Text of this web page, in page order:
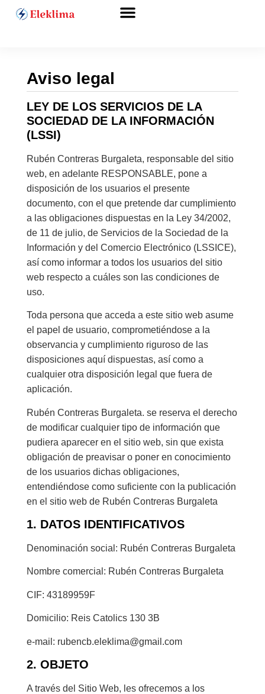
Aviso legal
LEY DE LOS SERVICIOS DE LA
SOCIEDAD DE LA INFORMACIÓN
(LSSI)
Rubén Contreras Burgaleta, responsable del sitio
web, en adelante RESPONSABLE, pone a
disposición de los usuarios el presente
documento, con el que pretende dar cumplimiento
a las obligaciones dispuestas en la Ley 34/2002,
de 11 de julio, de Servicios de la Sociedad de la
Información y del Comercio Electrónico (LSSICE),
así como informar a todos los usuarios del sitio
web respecto a cuáles son las condiciones de
uso.
Toda persona que acceda a este sitio web asume
el papel de usuario, comprometiéndose a la
observancia y cumplimiento riguroso de las
disposiciones aquí dispuestas, así como a
cualquier otra disposición legal que fuera de
aplicación.
Rubén Contreras Burgaleta. se reserva el derecho
de modificar cualquier tipo de información que
pudiera aparecer en el sitio web, sin que exista
obligación de preavisar o poner en conocimiento
de los usuarios dichas obligaciones,
entendiéndose como suficiente con la publicación
en el sitio web de Rubén Contreras Burgaleta
1. DATOS IDENTIFICATIVOS
Denominación social: Rubén Contreras Burgaleta
Nombre comercial: Rubén Contreras Burgaleta
CIF: 43189959F
Domicilio: Reis Catolics 130 3B
e-mail: rubencb.eleklima@gmail.com
2. OBJETO
A través del Sitio Web, les ofrecemos a los